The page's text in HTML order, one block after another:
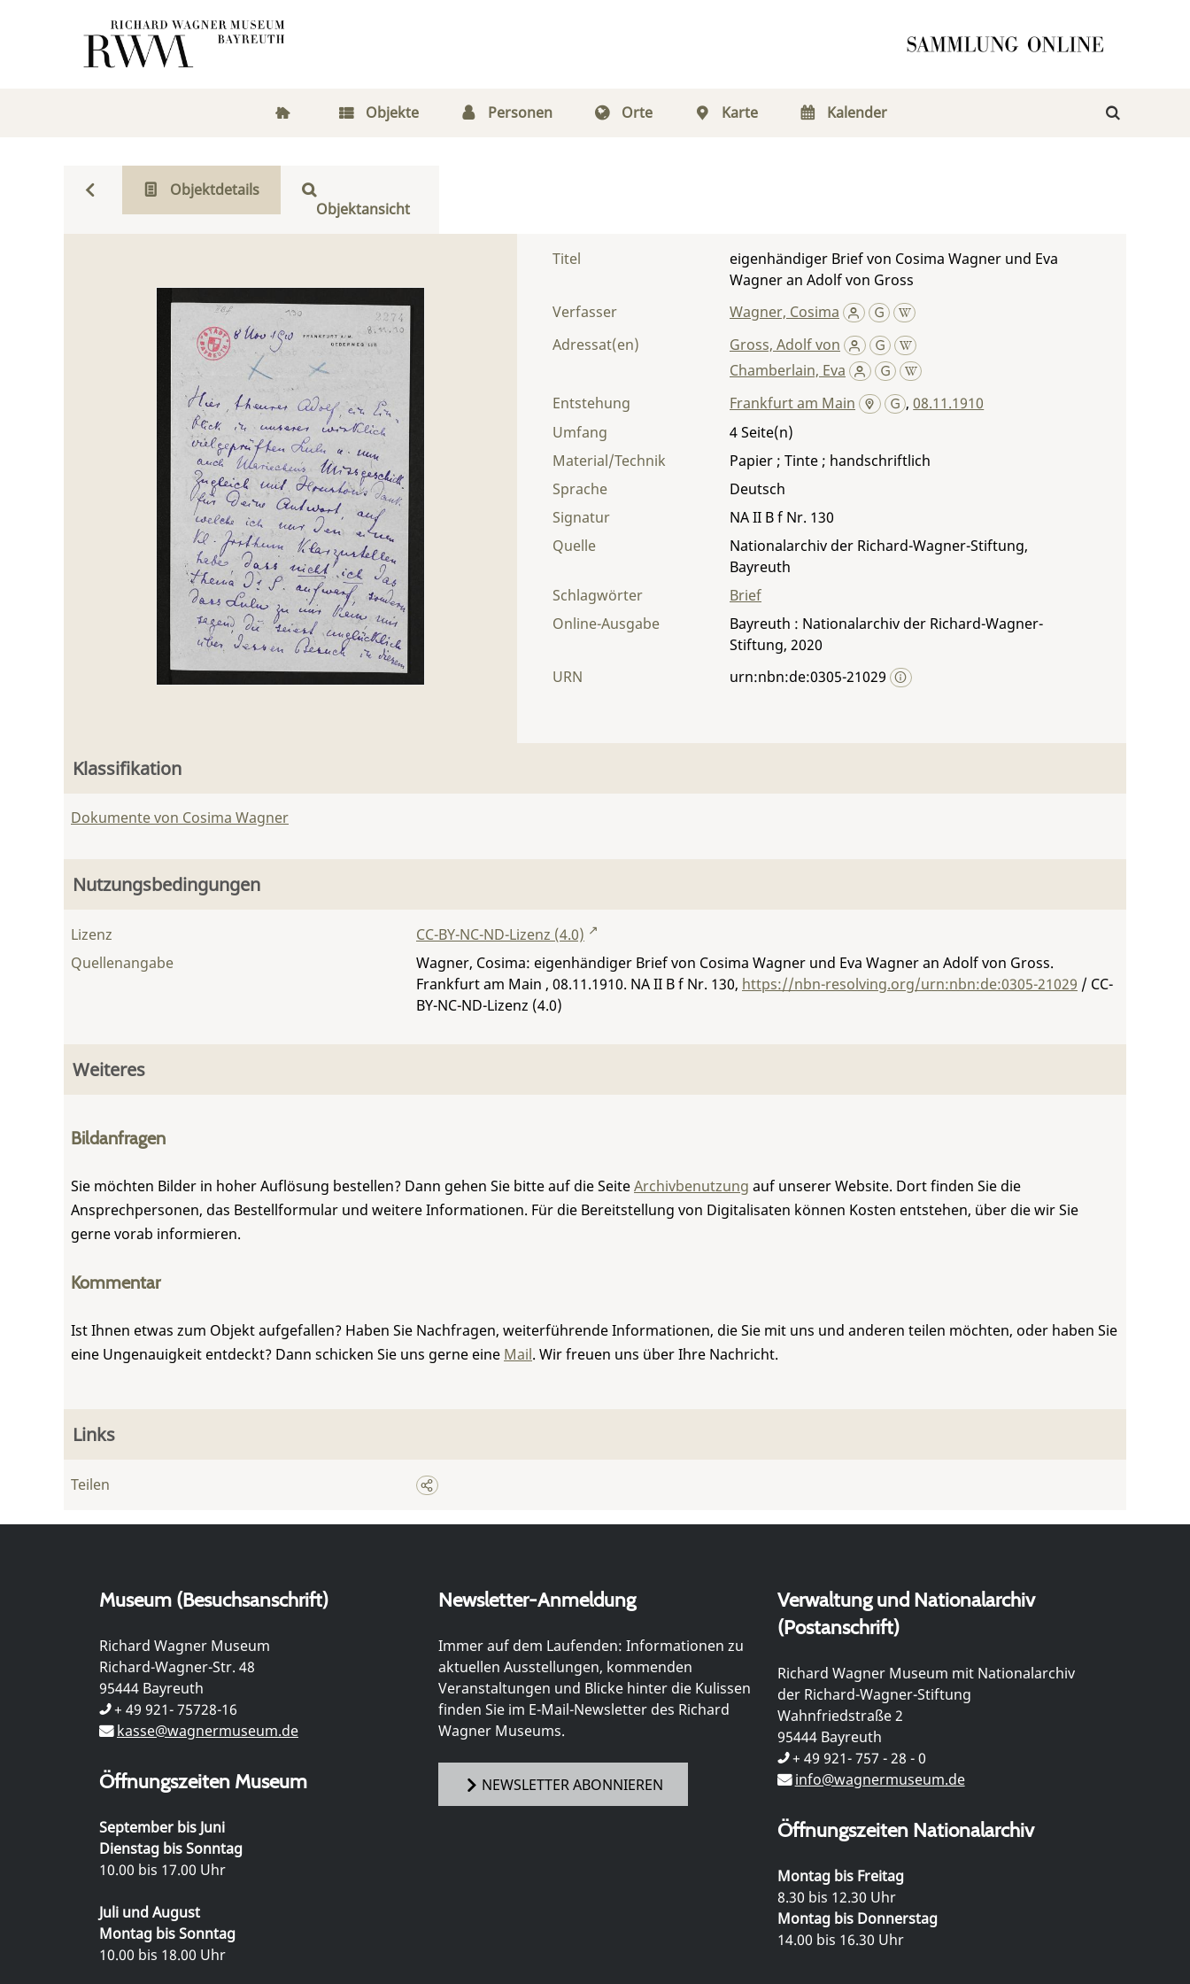
Objekte Personen Orte Karte Kalender
Objektdetails
Objektansicht
Titel
eigenhändiger Brief von Cosima Wagner und Eva
Wagner an Adolf von Gross
Verfasser
Wagner, Cosima
Adressat(en)
Gross, Adolf von
Chamberlain, Eva
Entstehung
Frankfurt am Main ,08.11.1910
Umfang
4
Material/Technik
Papier ; Tinte ; handschriftlich
Sprache
Deutsch
Signatur
NA II B f Nr. 130
Quelle
Nationalarchiv der Richard-Wagner-Stiftung,
Bayreuth
Schlagwörter
Brief
Online-Ausgabe
Bayreuth : Nationalarchiv der Richard-Wagner-
Stiftung, 2020
URN
urn:nbn:de:0305-21029
Klassifikation
Dokumente von Cosima Wagner
Nutzungsbedingungen
Lizenz
CC-BY-NC-ND-Lizenz (4.0)
Quellenangabe
Wagner, Cosima: eigenhändiger Brief von Cosima Wagner und Eva Wagner an Adolf von Gross.
Frankfurt am Main , 08.11.1910. NA II B f Nr. 130, https://nbn-resolving.org/urn:nbn:de:0305-21029 / CC-
BY-NC-ND-Lizenz (4.0)
Weiteres
Bildanfragen
Sie möchten Bilder in hoher Auflösung bestellen? Dann gehen Sie bitte auf die SeiteArchivbenutzung auf unserer Website. Dort finden Sie die
Ansprechpersonen, das Bestellformular und weitere Informationen. Für die Bereitstellung von Digitalisaten können Kosten entstehen, über die wir Sie
gerne vorab informieren.
Kommentar
Ist Ihnen etwas zum Objekt aufgefallen? Haben Sie Nachfragen, weiterführende Informationen, die Sie mit uns und anderen teilen möchten, oder haben Sie
eine Ungenauigkeit entdeckt? Dann schicken Sie uns gerne eine Mail. Wir freuen uns über Ihre Nachricht.
Links
Teilen
Museum (Besuchsanschrift)
Richard Wagner Museum
Richard-Wagner-Str. 48
95444 Bayreuth
+ 49 921- 75728-16
kasse@wagnermuseum.de
Öffnungszeiten Museum
September bis Juni
Dienstag bis Sonntag
10.00 bis 17.00 Uhr
Juli und August
Montag bis Sonntag
10.00 bis 18.00 Uhr
Newsletter-Anmeldung
Immer auf dem Laufenden: Informationen zu
aktuellen Ausstellungen, kommenden
Veranstaltungen und Blicke hinter die Kulissen
finden Sie im E-Mail-Newsletter des Richard
Wagner Museums.
NEWSLETTER ABONNIEREN
Verwaltung und Nationalarchiv
(Postanschrift)
Richard Wagner Museum mit Nationalarchiv
der Richard-Wagner-Stiftung
Wahnfriedstraße 2
95444 Bayreuth
+ 49 921- 757 - 28 - 0
info@wagnermuseum.de
Öffnungszeiten Nationalarchiv
Montag bis Freitag
8.30 bis 12.30 Uhr
Montag bis Donnerstag
14.00 bis 16.30 Uhr